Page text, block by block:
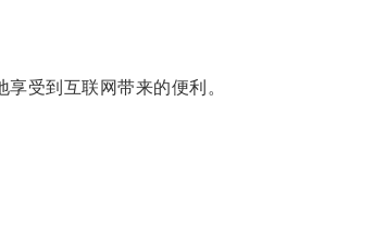
受到互联网带来的便利。